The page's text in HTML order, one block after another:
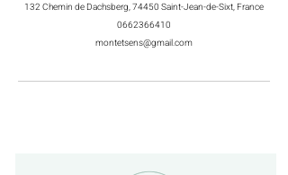
132 Chemin de Dachsberg, 74450 Saint-Jean-de-Sixt, France
0662366410
montetsens@gmail.com